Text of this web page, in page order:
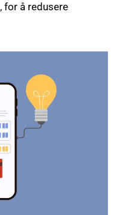
, for å redusere